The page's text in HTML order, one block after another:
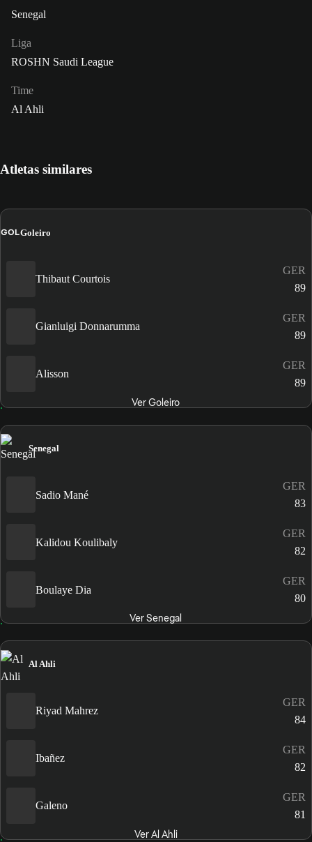
Senegal
Liga
ROSHN Saudi League
Time
Al Ahli
Atletas similares
GOLGoleiro
Thibaut Courtois
GER
89
Gianluigi Donnarumma
GER
89
Alisson
GER
89
Ver Goleiro
Senegal
Sadio Mané
GER
83
Kalidou Koulibaly
GER
82
Boulaye Dia
GER
80
Ver Senegal
Al Ahli
Riyad Mahrez
GER
84
Ibañez
GER
82
Galeno
GER
81
Ver Al Ahli